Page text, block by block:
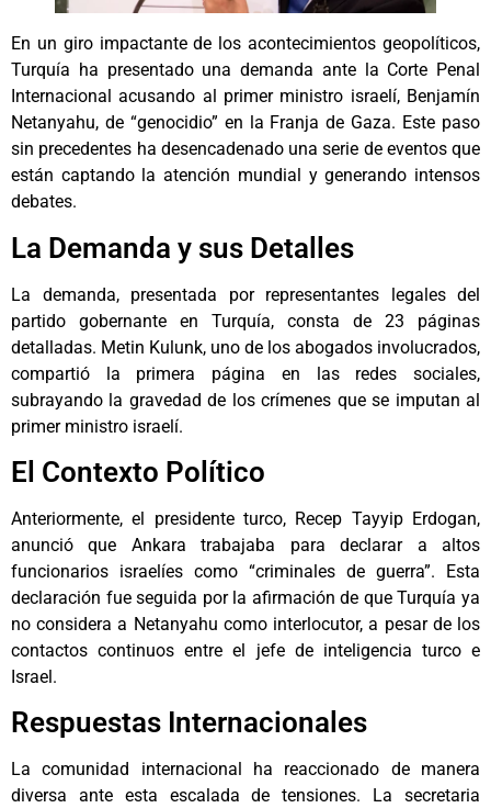
En un giro impactante de los acontecimientos geopolíticos,
Turquía ha presentado una demanda ante la Corte Penal
Internacional acusando al primer ministro israelí, Benjamín
Netanyahu, de “genocidio” en la Franja de Gaza. Este paso
sin precedentes ha desencadenado una serie de eventos que
están captando la atención mundial y generando intensos
debates.
La Demanda y sus Detalles
La demanda, presentada por representantes legales del
partido gobernante en Turquía, consta de 23 páginas
detalladas. Metin Kulunk, uno de los abogados involucrados,
compartió la primera página en las redes sociales,
subrayando la gravedad de los crímenes que se imputan al
primer ministro israelí.
El Contexto Político
Anteriormente, el presidente turco, Recep Tayyip Erdogan,
anunció que Ankara trabajaba para declarar a altos
funcionarios israelíes como “criminales de guerra”. Esta
declaración fue seguida por la afirmación de que Turquía ya
no considera a Netanyahu como interlocutor, a pesar de los
contactos continuos entre el jefe de inteligencia turco e
Israel.
Respuestas Internacionales
La comunidad internacional ha reaccionado de manera
diversa ante esta escalada de tensiones. La secretaria